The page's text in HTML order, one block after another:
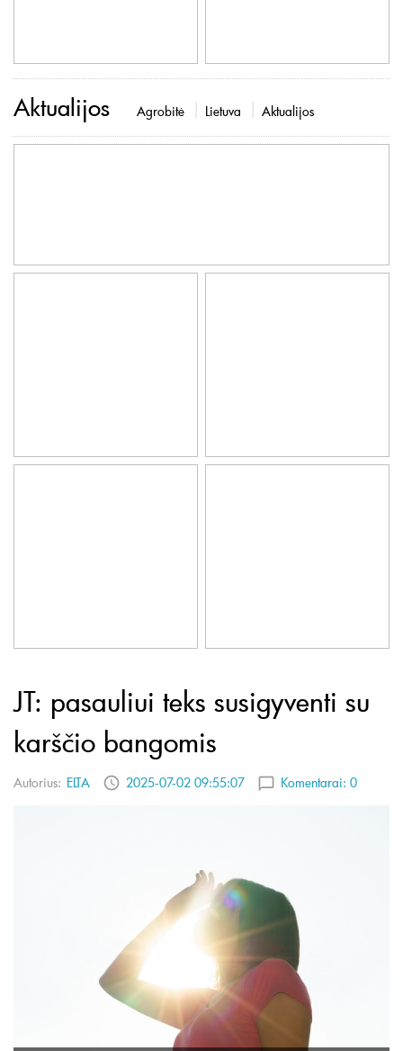
Aktualijos Agrobitė Lietuva Aktualijos
JT: pasauliui teks susigyventi su
karščio bangomis
Autorius: ELTA 2025-07-02 09:55:07 Komentarai: 0